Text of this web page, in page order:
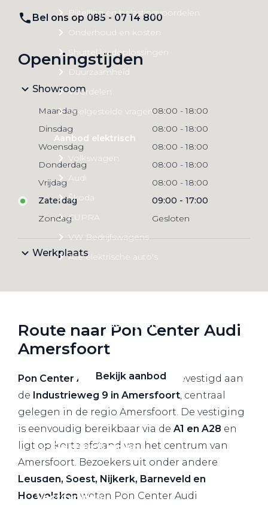
Bijtelling en belastingvoordelen
Onderhoud en kosten
Shuttel laadoplossingen
Duurzaamheid
Voordelen
Veelgestelde vragen
Aanbod elektrisch
Volkswagen
Audi
Škoda
CUPRA
VW Bedrijfswagens
Alle elektrische auto's
Elektrisch rijden
Bekijk ons aanbod
Bekijk aanbod
Elektrisch rijden
Verhuur
Vestigingen
Bel ons op 085 - 07 14 800
Openingstijden
Showroom
Maandag 08:00 -18:00
Dinsdag
08:00 -18:00
Woensdag
08:00 -18:00
Donderdag
08:00 -18:00
Vrijdag
08:00 -18:00
Zaterdag
09:00 - 17:00
Zondag
Gesloten
Werkplaats
Route naar Pon Center Audi
Amersfoort
Pon Center Audi Amersfoortis gevestigd aan
de Industrieweg 9 in Amersfoort, centraal
gelegen in de regio Amersfoort. De vestiging
is eenvoudig bereikbaar via de A1 en A28 en
ligt op korte afstand van het centrum van
Amersfoort. Bezoekers uit onder andere
Leusden, Soest, Nijkerk, Barneveld en
Hoevelaken weten Pon Center Audi